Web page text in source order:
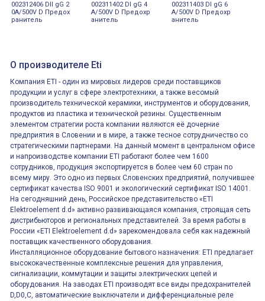
002312406 DII gG 2
0A/500V D Предох
ранитель
002311402 DI gG 4
A/500V D Предохр
анитель
002311403 DI gG 6
A/500V D Предохр
анитель
О производителе Eti
Компания ETI - один из мировых лидеров среди поставщиков
продукции и услуг в сфере электротехники, а также весомый
производитель технической керамики, инструментов и оборудования,
продуктов из пластика и технической резины. Существенным
элементом стратегии роста компании являются её дочерние
предприятия в Словении и в мире, а также тесное сотрудничество со
стратегическими партнерами. На данный момент в центральном офисе
и напроизводстве компании ETI работают более чем 1600
сотрудников, продукция экспортируется в более чем 60 стран по
всему миру. Это одно из первых Словенских предприятий, получившее
сертификат качества ISO 9001 и экологический сертификат ISO 14001.
На сегодняшний день, Российское представительство «ETI
Elektroelement d.d» активно развивающаяся компания, строящая сеть
дистрибьюторов и региональных представителей. За время работы в
России «ETI Elektroelement d.d» зарекомендовала себя как надежный
поставщик качественного оборудования.
Инсталляционное оборудование бытового назначения: ETI предлагает
высококачественные комплексные решения для управления,
сигнализации, коммутации и защиты электрических цепей и
оборудования. На заводах ETI производят все виды предохранителей
D,D0,C, автоматические выключатели и дифференциальные реле